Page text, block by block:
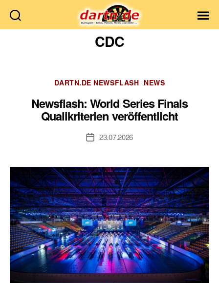
Dartn.de
CDC
Kategorien
DARTN.DE NEWSFLASH NEWS
Newsflash: World Series Finals
Qualikriterien veröffentlicht
Veröffentlichungsdatum
23.07.2026